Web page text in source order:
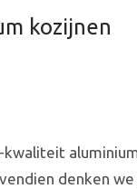
kozijnen
denken